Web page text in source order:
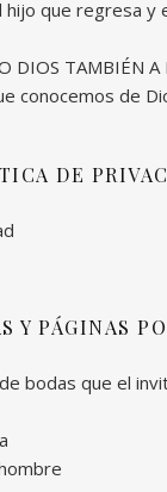
hijo que regresa y
DIOS TAMBIÉN A
conocemos de
DE
Y PÁGINAS
bodas que el